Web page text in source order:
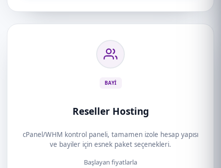
BAYI
Reseller Hosting
cPanel/WHM kontrol paneli, tamamen izole hesap yapısı
ve bayiler için esnek paket seçenekleri.
Başlayan fiyatlarla